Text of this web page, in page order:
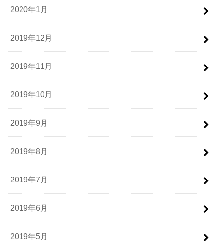
2020年1月
2019年12月
2019年11月
2019年10月
2019年9月
2019年8月
2019年7月
2019年6月
2019年5月